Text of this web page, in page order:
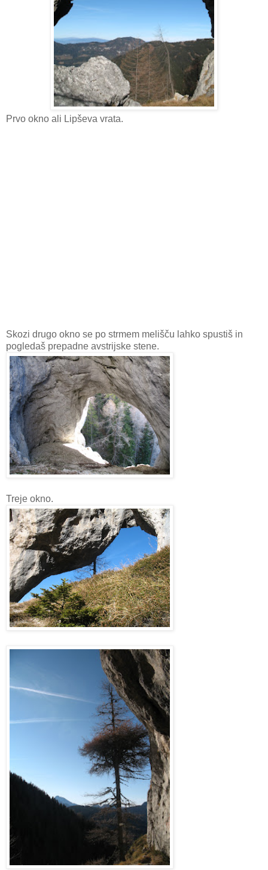
Prvo okno ali Lipševa vrata.
Skozi drugo okno se po strmem melišču lahko spustiš in
pogledaš prepadne avstrijske stene.
Treje okno.